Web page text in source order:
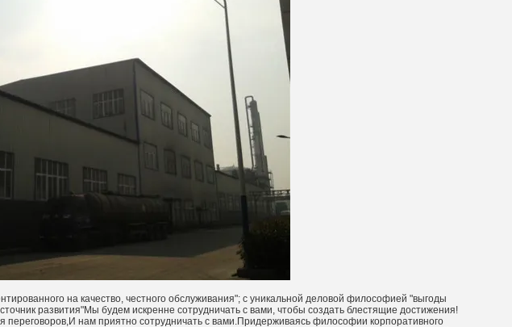
на качество, честного обслуживания"; с уникальной деловой философией "выгоды
развития"Мы будем искренне сотрудничать с вами, чтобы создать блестящие достижения!
переговоров,И нам приятно сотрудничать с вами.Придерживаясь философии корпоративного